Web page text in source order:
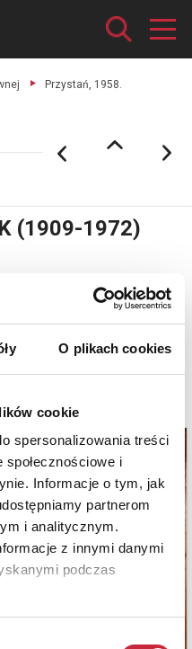
O plikach cookies
cookie
spersonalizowania treści
i
Informacje o tym, jak
partnerom
i analitycznym.
z innymi danymi
podczas
Przystań, 1958.
(1909-1972)